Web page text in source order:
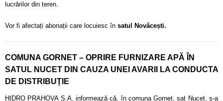
lucrărilor din teren.
Vor fi afectați abonații care locuiesc în satul Novăcești.
COMUNA GORNET – OPRIRE FURNIZARE APĂ ÎN
SATUL NUCET DIN CAUZA UNEI AVARII LA CONDUCTA
DE DISTRIBUȚIE
HIDRO PRAHOVA S.A. informează că, în comuna Gornet, sat Nucet, s-a